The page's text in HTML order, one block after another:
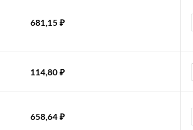
681,15 ₽
114,80 ₽
658,64 ₽